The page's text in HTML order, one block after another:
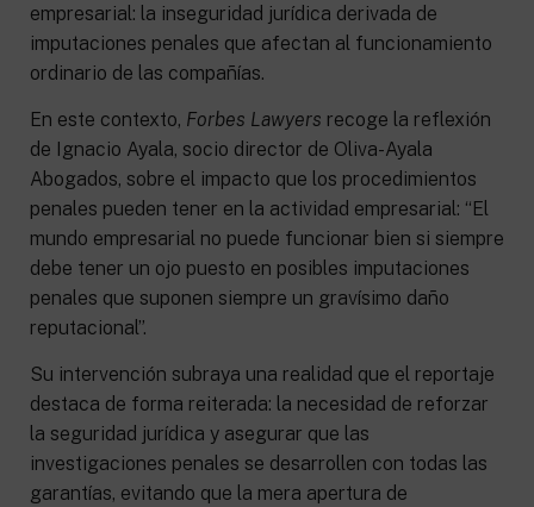
empresarial: la inseguridad jurídica derivada de
imputaciones penales que afectan al funcionamiento
ordinario de las compañías.
En este contexto, Forbes Lawyers recoge la reflexión
de Ignacio Ayala, socio director de Oliva-Ayala
Abogados, sobre el impacto que los procedimientos
penales pueden tener en la actividad empresarial: “El
mundo empresarial no puede funcionar bien si siempre
debe tener un ojo puesto en posibles imputaciones
penales que suponen siempre un gravísimo daño
reputacional”.
Su intervención subraya una realidad que el reportaje
destaca de forma reiterada: la necesidad de reforzar
la seguridad jurídica y asegurar que las
investigaciones penales se desarrollen con todas las
garantías, evitando que la mera apertura de